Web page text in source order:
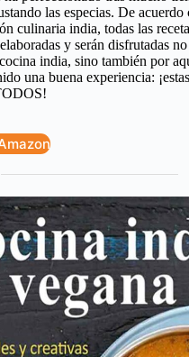
las especias. De acuerdo
culinaria india, todas las
y serán disfrutadas
india, sino también por
una buena experiencia: